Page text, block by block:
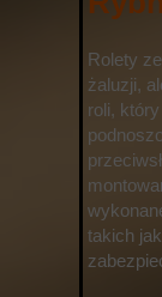
Rolety
żaluzji,
roli,
takich